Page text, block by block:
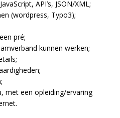
API’s, JSON/XML;
(wordpress, Typo3);
pré;
kunnen werken;
met een opleiding/ervaring